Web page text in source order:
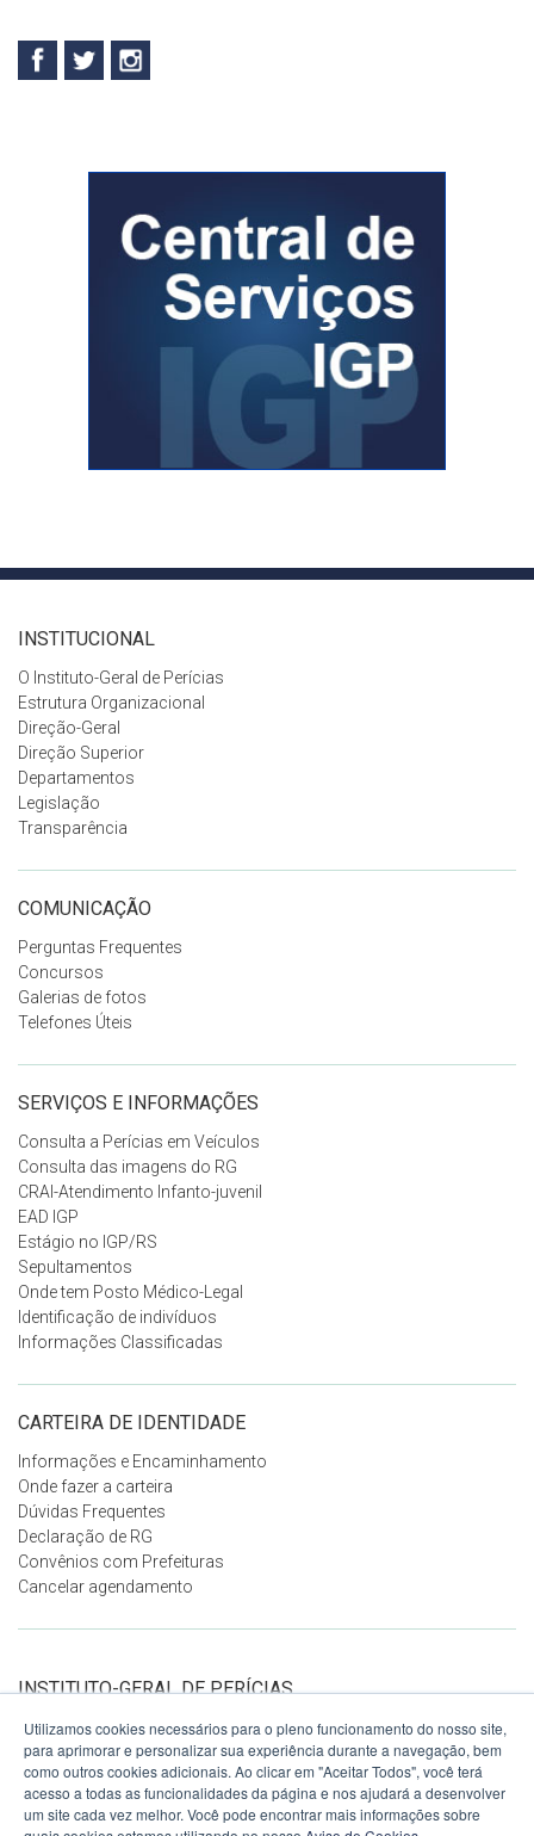
INSTITUCIONAL
O Instituto-Geral de Perícias
Estrutura Organizacional
Direção-Geral
Direção Superior
Departamentos
Legislação
Transparência
COMUNICAÇÃO
Perguntas Frequentes
Concursos
Galerias de fotos
Telefones Úteis
SERVIÇOS E INFORMAÇÕES
Consulta a Perícias em Veículos
Consulta das imagens do RG
CRAI-Atendimento Infanto-juvenil
EAD IGP
Estágio no IGP/RS
Sepultamentos
Onde tem Posto Médico-Legal
Identificação de indivíduos
Informações Classificadas
CARTEIRA DE IDENTIDADE
Informações e Encaminhamento
Onde fazer a carteira
Dúvidas Frequentes
Declaração de RG
Convênios com Prefeituras
Cancelar agendamento
INSTITUTO-GERAL DE PERÍCIAS
Avenida Voluntários da Pátria, 1358
7º andar
Porto Alegre - RS
90230-010
Ver no mapa
Utilizamos cookies necessários para o pleno funcionamento do nosso site,
para aprimorar e personalizar sua experiência durante a navegação, bem
como outros cookies adicionais. Ao clicar em "Aceitar Todos", você terá
acesso a todas as funcionalidades da página e nos ajudará a desenvolver
um site cada vez melhor. Você pode encontrar mais informações sobre